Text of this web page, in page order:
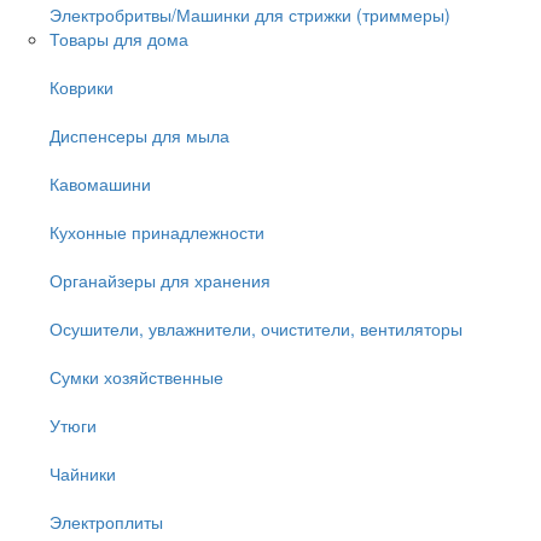
Электробритвы/Машинки для стрижки (триммеры)
Товары для дома
Коврики
Диспенсеры для мыла
Кавомашини
Кухонные принадлежности
Органайзеры для хранения
Осушители, увлажнители, очистители, вентиляторы
Сумки хозяйственные
Утюги
Чайники
Электроплиты